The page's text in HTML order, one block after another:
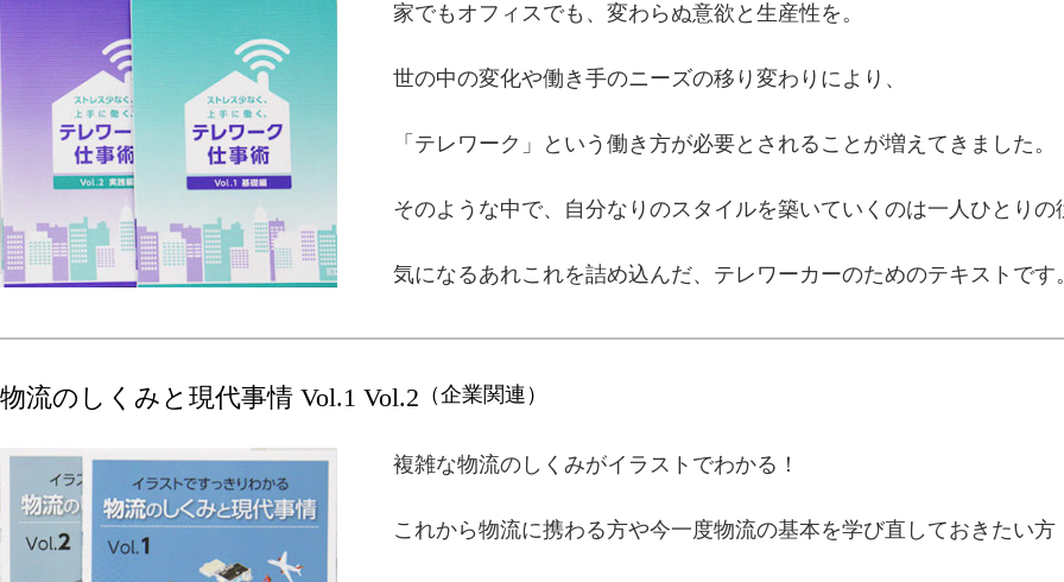
家でもオフィスでも、変わらぬ意欲と生産性を。
世の中の変化や働き手のニーズの移り変わりにより、
「テレワーク」という働き方が必要とされることが増えてきました。
そのような中で、自分なりのスタイルを築いていくのは一人ひとりの
気になるあれこれを詰め込んだ、テレワーカーのためのテキストです
物流のしくみと現代事情 Vol.1 Vol.2 （企業関連）
複雑な物流のしくみがイラストでわかる！
これから物流に携わる方や今一度物流の基本を学び直しておきたい方